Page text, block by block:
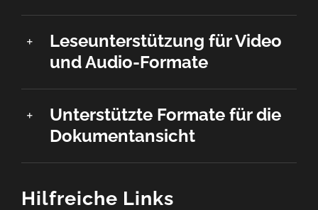
Leseunterstützung für Video
und Audio-Formate
Unterstützte Formate für die
Dokumentansicht
Hilfreiche Links